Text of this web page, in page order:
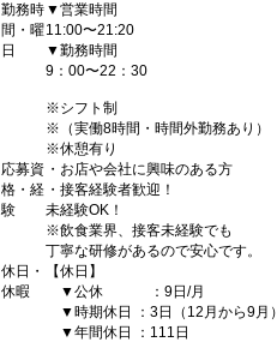
勤務時
間・曜
日
▼営業時間
11:00〜21:20
▼勤務時間
9：00〜22：30
※シフト制
※（実働8時間・時間外勤務あり）
※休憩有り
応募資
格・経
験
・お店や会社に興味のある方
・接客経験者歓迎！
未経験OK！
※飲食業界、接客未経験でも
丁寧な研修があるので安心です。
休日・
休暇
【休日】
▼公休 ：9日/月
▼時期休日 ：3日（12月から9月）
▼年間休日 ：111日